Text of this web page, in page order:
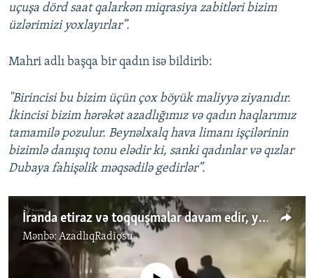
uçuşa dörd saat qalarkən miqrasiya zabitləri bizim
üzlərimizi yoxlayırlar”.
Mahri adlı başqa bir qadın isə bildirib:
"Birincisi bu bizim üçün çox böyük maliyyə ziyanıdır.
İkincisi bizim hərəkət azadlığımız və qadın haqlarımız
tamamilə pozulur. Beynəlxalq hava limanı işçilərinin
bizimlə danışıq tonu elədir ki, sanki qadınlar və qızlar
Dubaya fahişəlik məqsədilə gedirlər”.
İranda etiraz və toqquşmalar davam edir, yeni itkilər var
Mənbə: AzadlıqRadiosu
No media source currently available